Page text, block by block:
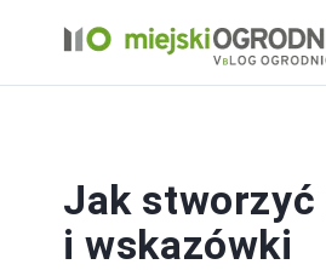
Jak stworzyć
i wskazówki